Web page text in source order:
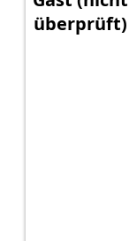
überprüft)